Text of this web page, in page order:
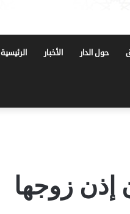
حول الدار الأخبار الرئيسية
إذن زوجها